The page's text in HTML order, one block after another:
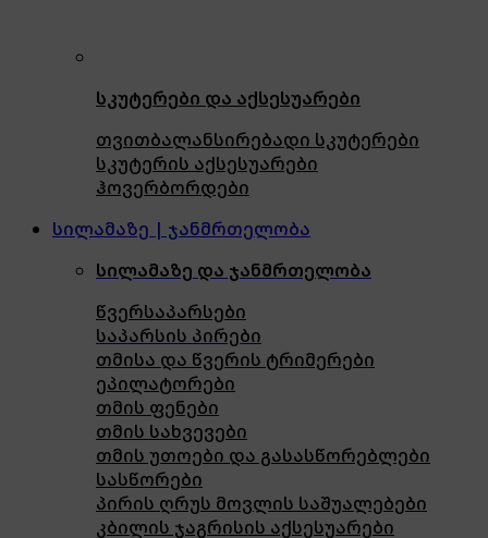
სკუტერები და აქსესუარები
თვითბალანსირებადი სკუტერები
სკუტერის აქსესუარები
ჰოვერბორდები
სილამაზე | ჯანმრთელობა
სილამაზე და ჯანმრთელობა
წვერსაპარსები
საპარსის პირები
თმისა და წვერის ტრიმერები
ეპილატორები
თმის ფენები
თმის სახვევები
თმის უთოები და გასასწორებლები
სასწორები
პირის ღრუს მოვლის საშუალებები
კბილის ჯაგრისის აქსესუარები